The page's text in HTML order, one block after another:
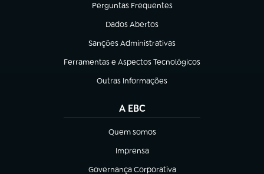
Perguntas Frequentes
(abre em nova aba)
Dados Abertos
(abre em nova aba)
Sanções Administrativas
(abre em nova aba)
Ferramentas e Aspectos Tecnológicos
(abre em nova aba)
Outras Informações
(abre em nova aba)
A EBC
Quem somos
(abre em nova aba)
Imprensa
(abre em nova aba)
Governança Corporativa